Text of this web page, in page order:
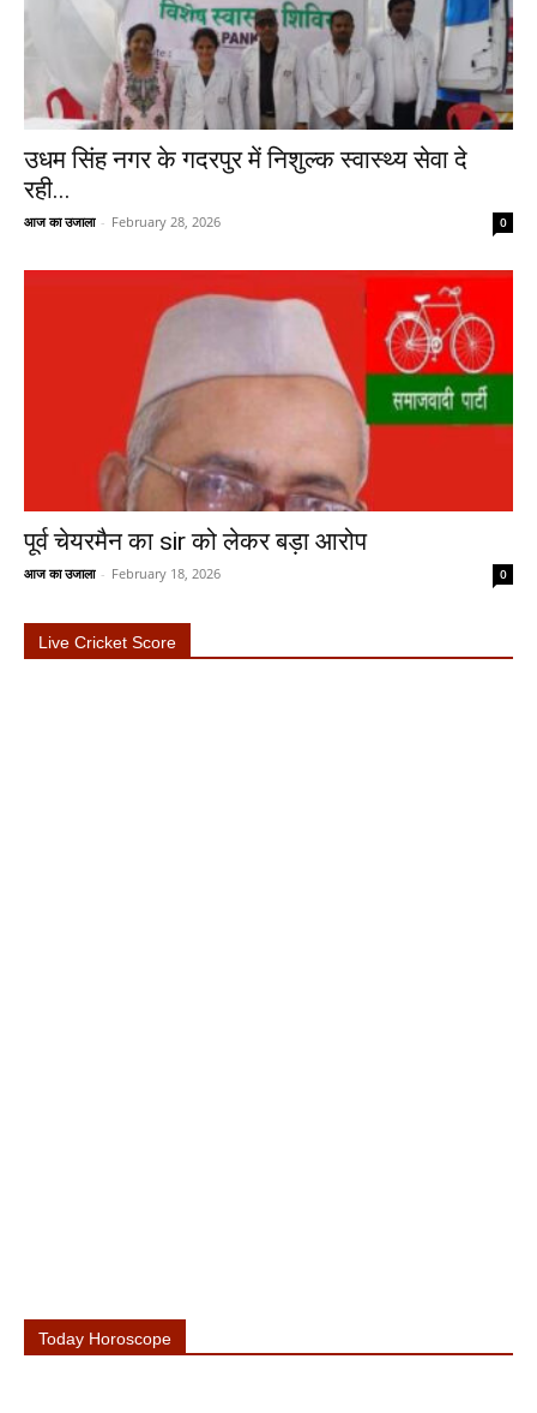
उधम सिंह नगर के गदरपुर में निशुल्क स्वास्थ्य सेवा दे
रही...
आज का उजाला - February 28, 2026 0
पूर्व चेयरमैन का sir को लेकर बड़ा आरोप
आज का उजाला - February 18, 2026 0
Live Cricket Score
Today Horoscope